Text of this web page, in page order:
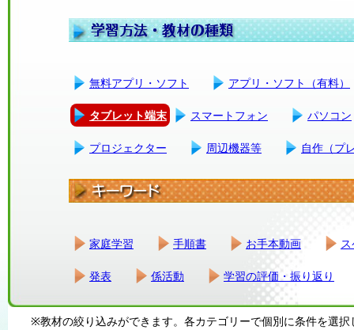
無料アプリ・ソフト アプリ・ソフト（有料）
タブレット端末 スマートフォン パソコン
プロジェクター 周辺機器等 自作（プ
家庭学習 手順書 お手本動画
発表 係活動 学習の評価・振り返り
※教材の絞り込みができます。各カテゴリーで個別に条件を選択